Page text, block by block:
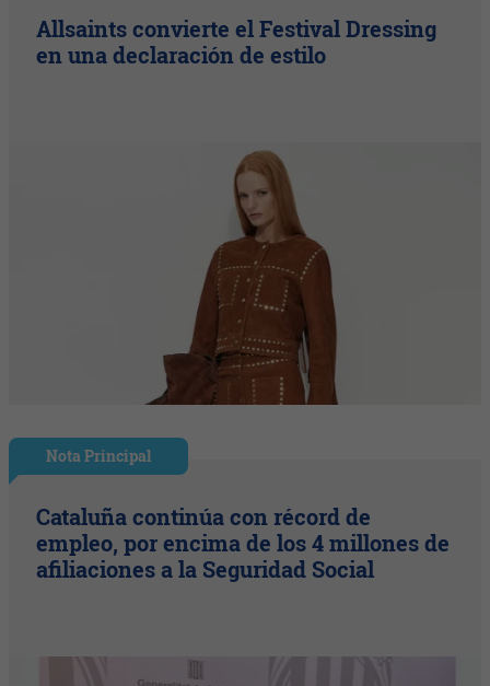
Allsaints convierte el Festival Dressing
en una declaración de estilo
Nota Principal
Cataluña continúa con récord de
empleo, por encima de los 4 millones de
afiliaciones a la Seguridad Social